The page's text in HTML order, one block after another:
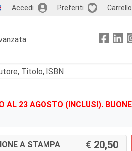
Accedi Preferiti Carrello
AL 23 AGOSTO (INCLUSI). BUONE
A STAMPA 20,50